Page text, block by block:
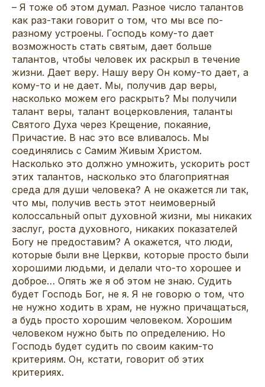
– Я тоже об этом думал. Разное число талантов
как раз-таки говорит о том, что мы все по-
разному устроены. Господь кому-то дает
возможность стать святым, дает больше
талантов, чтобы человек их раскрыл в течение
жизни. Дает веру. Нашу веру Он кому-то дает, а
кому-то и не дает. Мы, получив дар веры,
насколько можем его раскрыть? Мы получили
талант веры, талант воцерковления, таланты
Святого Духа через Крещение, покаяние,
Причастие. В нас это все вливалось. Мы
соединялись с Самим Живым Христом.
Насколько это должно умножить, ускорить рост
этих талантов, насколько это благоприятная
среда для души человека? А не окажется ли так,
что мы, получив весть этот неимоверный
колоссальный опыт духовной жизни, мы никаких
заслуг, роста духовного, никаких показателей
Богу не предоставим? А окажется, что люди,
которые были вне Церкви, которые просто были
хорошими людьми, и делали что-то хорошее и
доброе… Опять же я об этом не знаю. Судить
будет Господь Бог, не я. Я не говорю о том, что
не нужно ходить в храм, не нужно причащаться,
а будь просто хорошим человеком. Хорошим
человеком нужно быть по определению. Но
Господь будет судить по своим каким-то
критериям. Он, кстати, говорит об этих
критериях.